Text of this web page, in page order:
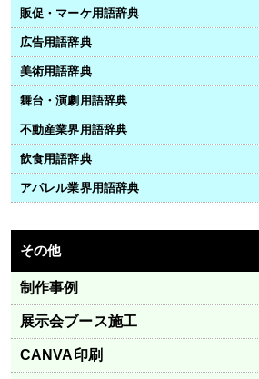
販促・マーケ用語辞典
広告用語辞典
美術用語辞典
舞台・演劇用語辞典
不動産業界用語辞典
飲食用語辞典
アパレル業界用語辞典
その他
制作事例
展示会ブース施工
CANVA印刷